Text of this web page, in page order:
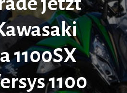
1100SX
1100